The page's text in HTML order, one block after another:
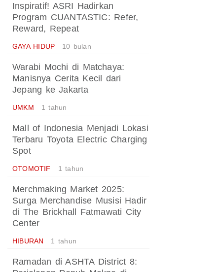
Inspiratif! ASRI Hadirkan
Program CUANTASTIC: Refer,
Reward, Repeat
GAYA HIDUP 10 bulan
Warabi Mochi di Matchaya:
Manisnya Cerita Kecil dari
Jepang ke Jakarta
UMKM 1 tahun
Mall of Indonesia Menjadi Lokasi
Terbaru Toyota Electric Charging
Spot
OTOMOTIF 1 tahun
Merchmaking Market 2025:
Surga Merchandise Musisi Hadir
di The Brickhall Fatmawati City
Center
HIBURAN 1 tahun
Ramadan di ASHTA District 8: